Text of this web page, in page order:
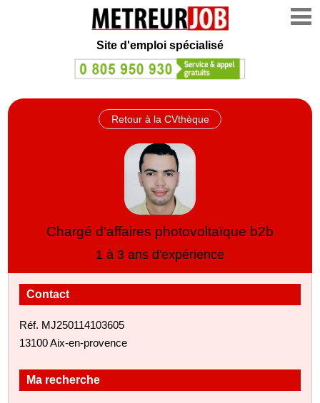
Site d'emploi spécialisé
Retour à la CVthèque
Chargé d'affaires photovoltaïque b2b
1 à 3 ans d'expérience
Contact
Réf. MJ250114103605
13100 Aix-en-provence
Ma recherche